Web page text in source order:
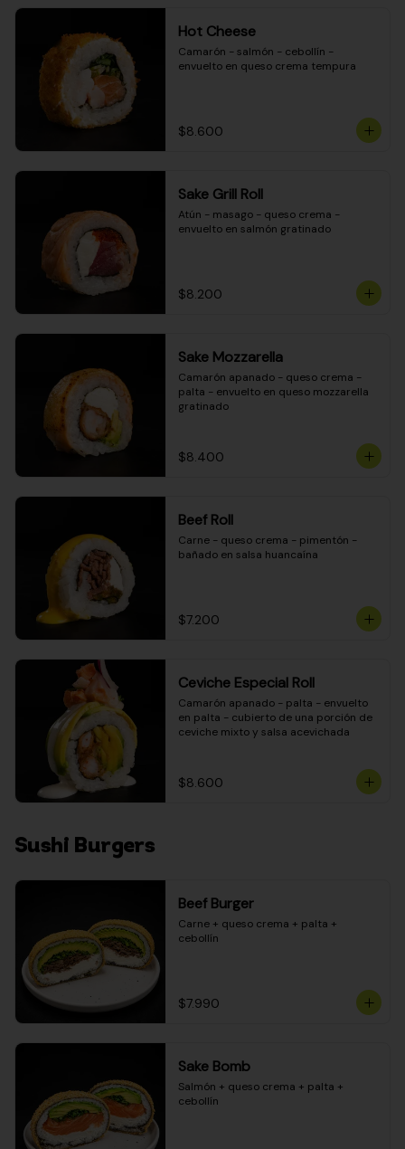
Hot Cheese
Camarón - salmón - cebollín -
envuelto en queso crema tempura
$8.600
Sake Grill Roll
Atún - masago - queso crema -
envuelto en salmón gratinado
$8.200
Sake Mozzarella
Camarón apanado - queso crema -
palta - envuelto en queso mozzarella
gratinado
$8.400
Beef Roll
Carne - queso crema - pimentón -
bañado en salsa huancaína
$7.200
Ceviche Especial Roll
Camarón apanado - palta - envuelto
en palta - cubierto de una porción de
ceviche mixto y salsa acevichada
$8.600
Sushi Burgers
Beef Burger
Carne + queso crema + palta +
cebollín
$7.990
Sake Bomb
Salmón + queso crema + palta +
cebollín